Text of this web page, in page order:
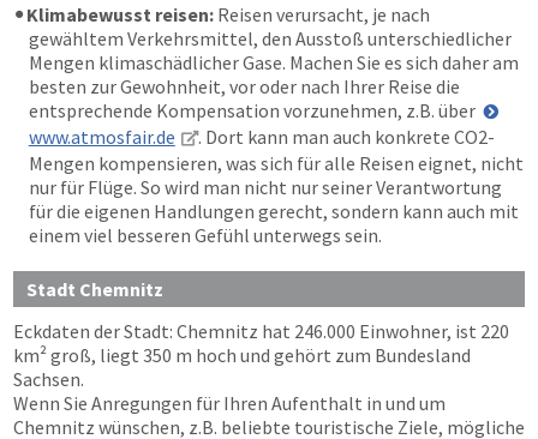
Klimabewusst reisen: Reisen verursacht, je nach
gewähltem Verkehrsmittel, den Ausstoß unterschiedlicher
Mengen klimaschädlicher Gase. Machen Sie es sich daher am
besten zur Gewohnheit, vor oder nach Ihrer Reise die
entsprechende Kompensation vorzunehmen, z.B. über
www.atmosfair.de
. Dort kann man auch konkrete CO2-
Mengen kompensieren, was sich für alle Reisen eignet, nicht
nur für Flüge. So wird man nicht nur seiner Verantwortung
für die eigenen Handlungen gerecht, sondern kann auch mit
einem viel besseren Gefühl unterwegs sein.
Stadt Chemnitz
Eckdaten der Stadt: Chemnitz hat 246.000 Einwohner, ist 220
km² groß, liegt 350 m hoch und gehört zum Bundesland
Sachsen.
Wenn Sie Anregungen für Ihren Aufenthalt in und um
Chemnitz wünschen, z.B. beliebte touristische Ziele, mögliche